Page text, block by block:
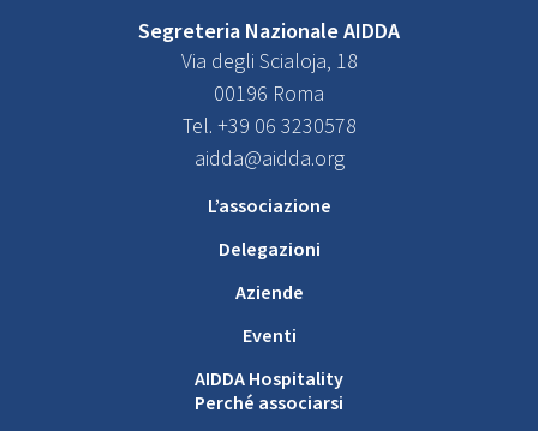
Segreteria Nazionale AIDDA
Via degli Scialoja, 18
00196 Roma
Tel. +39 06 3230578
aidda@aidda.org
L’associazione
Delegazioni
Aziende
Eventi
AIDDA Hospitality
Perché associarsi